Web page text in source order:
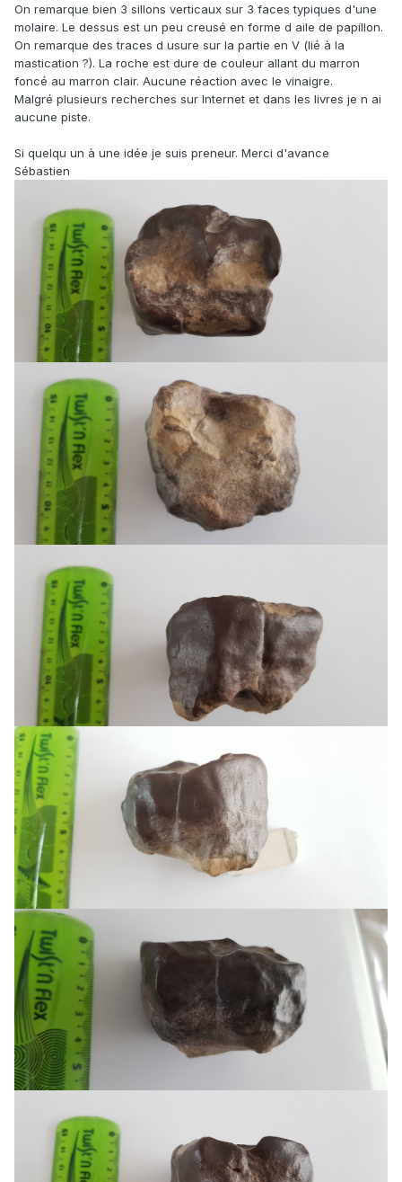
On remarque bien 3 sillons verticaux sur 3 faces typiques d'une
molaire. Le dessus est un peu creusé en forme d aile de papillon.
On remarque des traces d usure sur la partie en V (lié à la
mastication ?). La roche est dure de couleur allant du marron
foncé au marron clair. Aucune réaction avec le vinaigre.
Malgré plusieurs recherches sur Internet et dans les livres je n ai
aucune piste.
Si quelqu un à une idée je suis preneur. Merci d'avance
Sébastien